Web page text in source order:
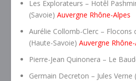
Les Explorateurs – Hotêl
(Savoie)Auvergne Rhône-Alpes
Aurélie Collomb-Clerc – Flocons
(Haute-Savoie)Auvergne
Pierre-Jean Quinonera – Le
Germain Decreton – Jules Verne